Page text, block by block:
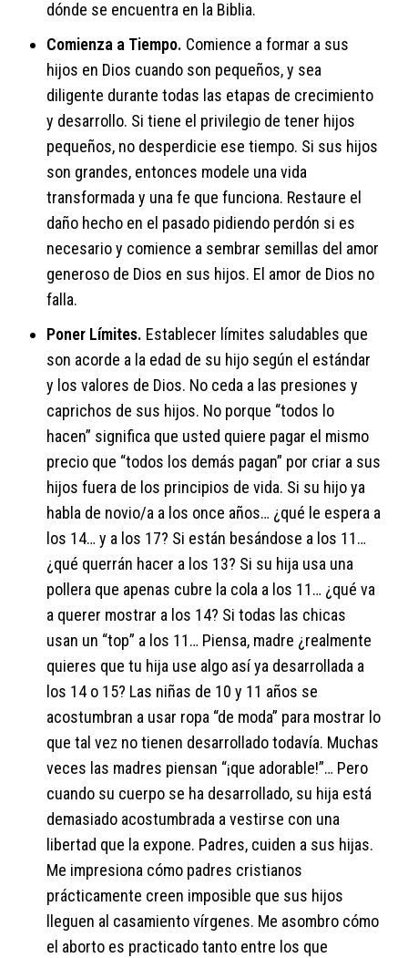
dónde se encuentra en la Biblia.
Comienza a Tiempo. Comience a formar a sus
hijos en Dios cuando son pequeños, y sea
diligente durante todas las etapas de crecimiento
y desarrollo. Si tiene el privilegio de tener hijos
pequeños, no desperdicie ese tiempo. Si sus hijos
son grandes, entonces modele una vida
transformada y una fe que funciona. Restaure el
daño hecho en el pasado pidiendo perdón si es
necesario y comience a sembrar semillas del amor
generoso de Dios en sus hijos. El amor de Dios no
falla.
Poner Límites. Establecer límites saludables que
son acorde a la edad de su hijo según el estándar
y los valores de Dios. No ceda a las presiones y
caprichos de sus hijos. No porque “todos lo
hacen” significa que usted quiere pagar el mismo
precio que “todos los demás pagan” por criar a sus
hijos fuera de los principios de vida. Si su hijo ya
habla de novio/a a los once años… ¿qué le espera a
los 14… y a los 17? Si están besándose a los 11…
¿qué querrán hacer a los 13? Si su hija usa una
pollera que apenas cubre la cola a los 11… ¿qué va
a querer mostrar a los 14? Si todas las chicas
usan un “top” a los 11… Piensa, madre ¿realmente
quieres que tu hija use algo así ya desarrollada a
los 14 o 15? Las niñas de 10 y 11 años se
acostumbran a usar ropa “de moda” para mostrar lo
que tal vez no tienen desarrollado todavía. Muchas
veces las madres piensan “¡que adorable!”… Pero
cuando su cuerpo se ha desarrollado, su hija está
demasiado acostumbrada a vestirse con una
libertad que la expone. Padres, cuiden a sus hijas.
Me impresiona cómo padres cristianos
prácticamente creen imposible que sus hijos
lleguen al casamiento vírgenes. Me asombro cómo
el aborto es practicado tanto entre los que